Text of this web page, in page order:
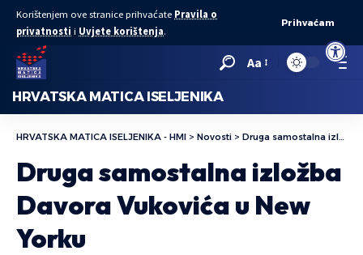
Open
Korištenjem ove stranice prihvaćate Pravila o
privatnosti i Uvjete korištenja.
Prihvaćam
Aa
HRVATSKA MATICA ISELJENIKA
HRVATSKA MATICA ISELJENIKA - HMI > Novosti > Druga samostalna izložba Davora Vukovića u New Yorku
Druga samostalna izložba
Davora Vukovića u New
Yorku